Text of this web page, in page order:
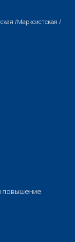
/Марксистская /
повышение